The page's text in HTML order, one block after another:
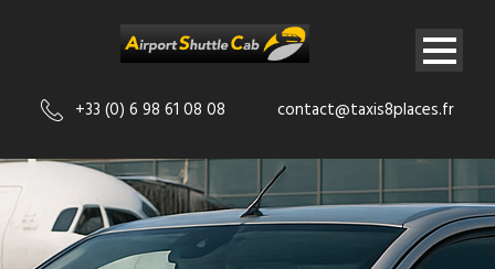
+33 (0) 6 98 61 08 08 contact@taxis8places.fr